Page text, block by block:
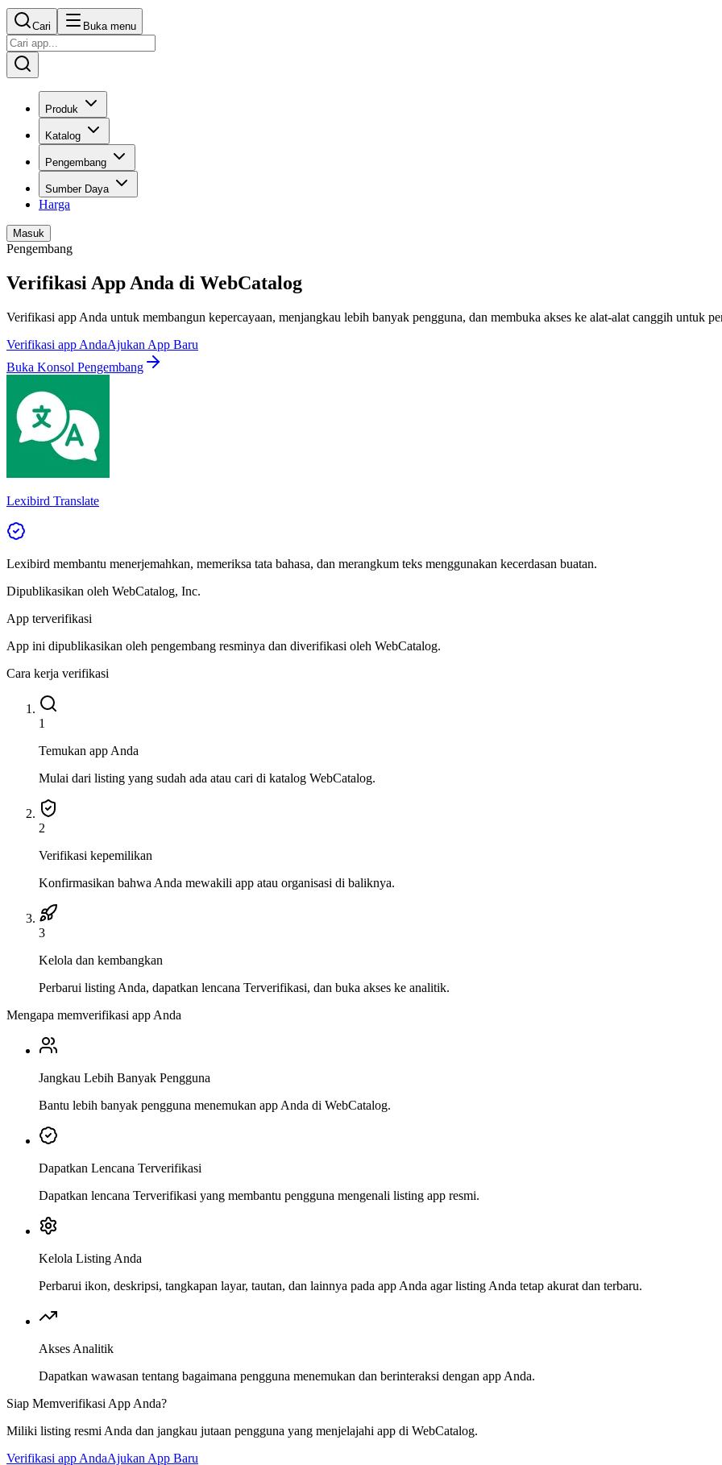
Cari Buka menu
Produk
Katalog
Pengembang
Sumber Daya
Harga
Masuk
Pengembang
Verifikasi App Anda di WebCatalog
Verifikasi app Anda untuk membangun kepercayaan, menjangkau lebih banyak pengguna, dan membuka akses ke alat-alat canggih untuk
Verifikasi app AndaAjukan App Baru
Buka Konsol Pengembang
Lexibird Translate
Lexibird membantu menerjemahkan, memeriksa tata bahasa, dan merangkum teks menggunakan kecerdasan buatan.
Dipublikasikan oleh WebCatalog, Inc.
App terverifikasi
App ini dipublikasikan oleh pengembang resminya dan diverifikasi oleh WebCatalog.
Cara kerja verifikasi
1
Temukan app Anda
Mulai dari listing yang sudah ada atau cari di katalog WebCatalog.
2
Verifikasi kepemilikan
Konfirmasikan bahwa Anda mewakili app atau organisasi di baliknya.
3
Kelola dan kembangkan
Perbarui listing Anda, dapatkan lencana Terverifikasi, dan buka akses ke analitik.
Mengapa memverifikasi app Anda
Jangkau Lebih Banyak Pengguna
Bantu lebih banyak pengguna menemukan app Anda di WebCatalog.
Dapatkan Lencana Terverifikasi
Dapatkan lencana Terverifikasi yang membantu pengguna mengenali listing app resmi.
Kelola Listing Anda
Perbarui ikon, deskripsi, tangkapan layar, tautan, dan lainnya pada app Anda agar listing Anda tetap akurat dan terbaru.
Akses Analitik
Dapatkan wawasan tentang bagaimana pengguna menemukan dan berinteraksi dengan app Anda.
Siap Memverifikasi App Anda?
Miliki listing resmi Anda dan jangkau jutaan pengguna yang menjelajahi app di WebCatalog.
Verifikasi app AndaAjukan App Baru